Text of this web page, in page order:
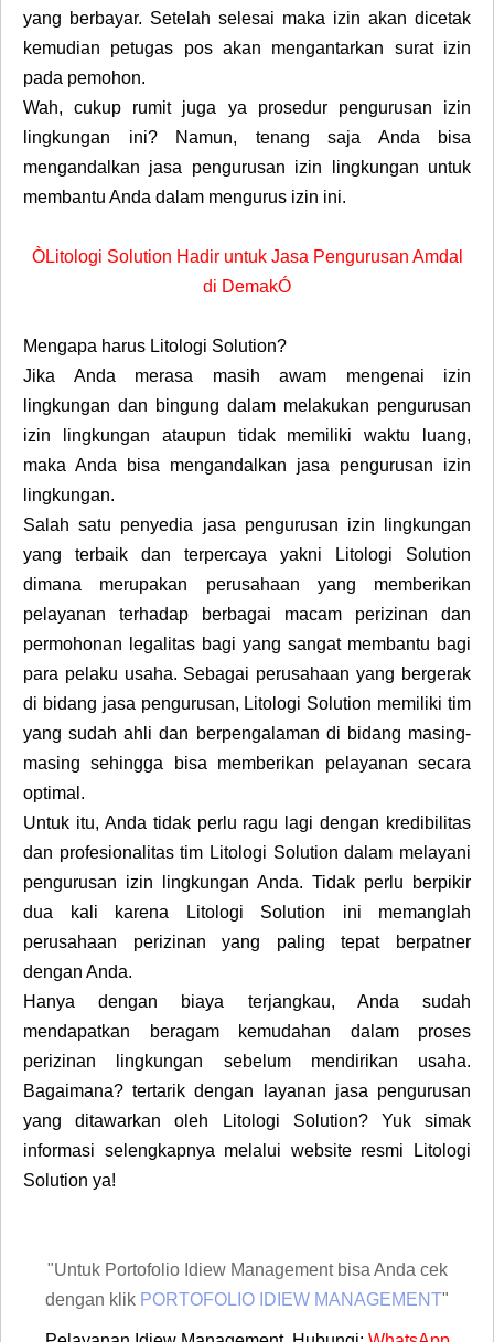
yang berbayar. Setelah selesai maka izin akan dicetak
kemudian petugas pos akan mengantarkan surat izin
pada pemohon.
Wah, cukup rumit juga ya prosedur pengurusan izin
lingkungan ini? Namun, tenang saja Anda bisa
mengandalkan jasa pengurusan izin lingkungan untuk
membantu Anda dalam mengurus izin ini.
ÒLitologi Solution Hadir untuk Jasa Pengurusan Amdal
di DemakÓ
Mengapa harus Litologi Solution?
Jika Anda merasa masih awam mengenai izin
lingkungan dan bingung dalam melakukan pengurusan
izin lingkungan ataupun tidak memiliki waktu luang,
maka Anda bisa mengandalkan jasa pengurusan izin
lingkungan.
Salah satu penyedia jasa pengurusan izin lingkungan
yang terbaik dan terpercaya yakni Litologi Solution
dimana merupakan perusahaan yang memberikan
pelayanan terhadap berbagai macam perizinan dan
permohonan legalitas bagi yang sangat membantu bagi
para pelaku usaha. Sebagai perusahaan yang bergerak
di bidang jasa pengurusan, Litologi Solution memiliki tim
yang sudah ahli dan berpengalaman di bidang masing-
masing sehingga bisa memberikan pelayanan secara
optimal.
Untuk itu, Anda tidak perlu ragu lagi dengan kredibilitas
dan profesionalitas tim Litologi Solution dalam melayani
pengurusan izin lingkungan Anda. Tidak perlu berpikir
dua kali karena Litologi Solution ini memanglah
perusahaan perizinan yang paling tepat berpatner
dengan Anda.
Hanya dengan biaya terjangkau, Anda sudah
mendapatkan beragam kemudahan dalam proses
perizinan lingkungan sebelum mendirikan usaha.
Bagaimana? tertarik dengan layanan jasa pengurusan
yang ditawarkan oleh Litologi Solution? Yuk simak
informasi selengkapnya melalui website resmi Litologi
Solution ya!
"Untuk Portofolio Idiew Management bisa Anda cek
dengan klik PORTOFOLIO IDIEW MANAGEMENT"